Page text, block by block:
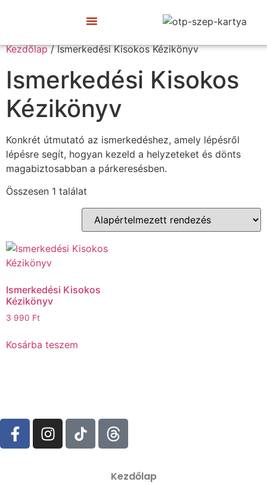
Kezdőlap/ Ismerkedési Kisokos Kézikönyv
Ismerkedési Kisokos
Kézikönyv
Konkrét útmutató az ismerkedéshez, amely lépésről
lépésre segít, hogyan kezeld a helyzeteket és dönts
magabiztosabban a párkeresésben.
Összesen 1 találat
Ismerkedési Kisokos
Kézikönyv
3 990 Ft
Kosárba teszem
Kezdőlap